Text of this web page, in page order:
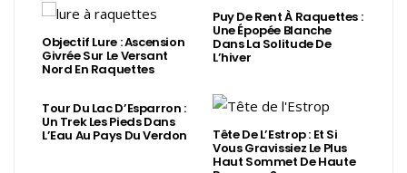
Objectif Lure : Ascension
Givrée Sur Le Versant
Nord En Raquettes
Puy De Rent À Raquettes :
Une Épopée Blanche
Dans La Solitude De
L’hiver
Tour Du Lac D’Esparron :
Un Trek Les Pieds Dans
L’Eau Au Pays Du Verdon Tête De L’Estrop : Et Si
Vous Gravissiez Le Plus
Haut Sommet De Haute